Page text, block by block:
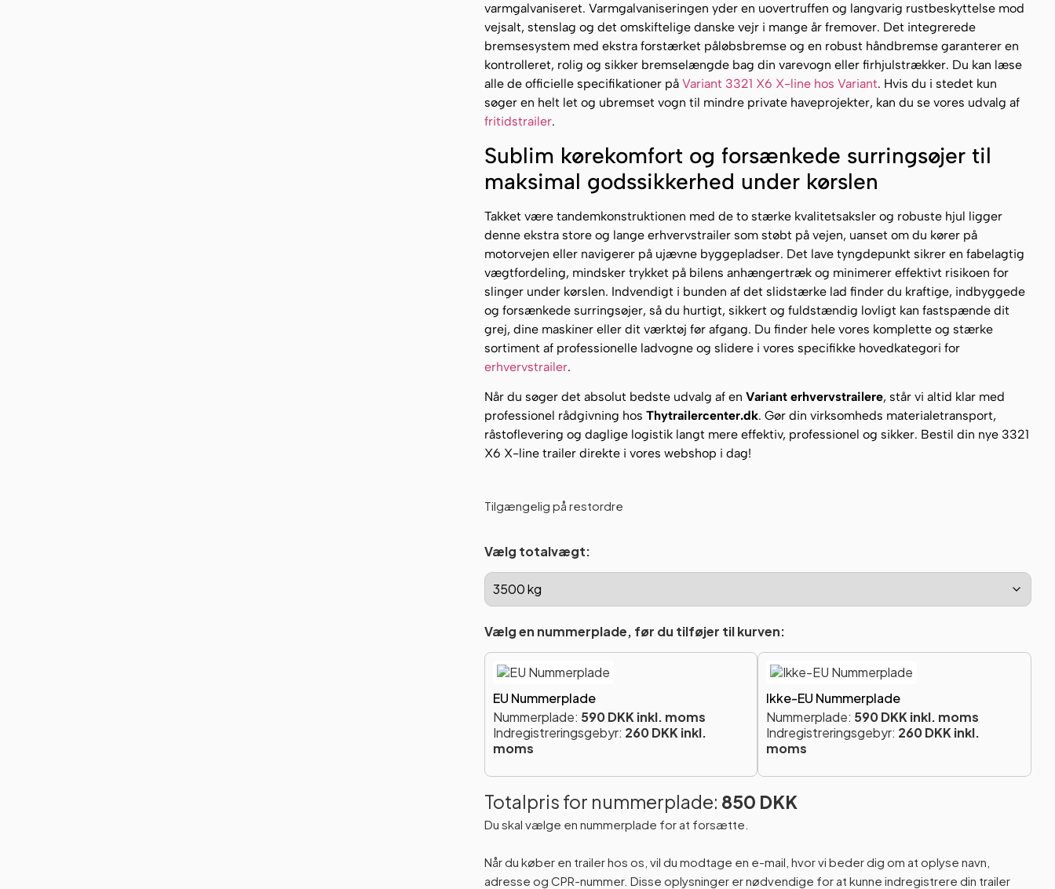
varmgalvaniseret. Varmgalvaniseringen yder en uovertruffen og langvarig rustbeskyttelse mod
vejsalt, stenslag og det omskiftelige danske vejr i mange år fremover. Det integrerede
bremsesystem med ekstra forstærket påløbsbremse og en robust håndbremse garanterer en
kontrolleret, rolig og sikker bremselængde bag din varevogn eller firhjulstrækker. Du kan læse
alle de officielle specifikationer på Variant 3321 X6 X-line hos Variant. Hvis du i stedet kun
søger en helt let og ubremset vogn til mindre private haveprojekter, kan du se vores udvalg af
fritidstrailer.
Sublim kørekomfort og forsænkede surringsøjer til
maksimal godssikkerhed under kørslen
Takket være tandemkonstruktionen med de to stærke kvalitetsaksler og robuste hjul ligger
denne ekstra store og lange erhvervstrailer som støbt på vejen, uanset om du kører på
motorvejen eller navigerer på ujævne byggepladser. Det lave tyngdepunkt sikrer en fabelagtig
vægtfordeling, mindsker trykket på bilens anhængertræk og minimerer effektivt risikoen for
slinger under kørslen. Indvendigt i bunden af det slidstærke lad finder du kraftige, indbyggede
og forsænkede surringsøjer, så du hurtigt, sikkert og fuldstændig lovligt kan fastspænde dit
grej, dine maskiner eller dit værktøj før afgang. Du finder hele vores komplette og stærke
sortiment af professionelle ladvogne og slidere i vores specifikke hovedkategori for
erhvervstrailer.
Når du søger det absolut bedste udvalg af en Variant erhvervstrailere, står vi altid klar med
professionel rådgivning hos Thytrailercenter.dk. Gør din virksomheds materialetransport,
råstoflevering og daglige logistik langt mere effektiv, professionel og sikker. Bestil din nye 3321
X6 X-line trailer direkte i vores webshop i dag!
Tilgængelig på restordre
Vælg totalvægt:
Vælg en nummerplade, før du tilføjer til kurven:
EU Nummerplade
Nummerplade: 590 DKK inkl. moms
Indregistreringsgebyr: 260 DKK inkl.
moms
Ikke-EU Nummerplade
Nummerplade: 590 DKK inkl. moms
Indregistreringsgebyr: 260 DKK inkl.
moms
Totalpris for nummerplade: 850 DKK
Du skal vælge en nummerplade for at forsætte.
Når du køber en trailer hos os, vil du modtage en e-mail, hvor vi beder dig om at oplyse navn,
adresse og CPR-nummer. Disse oplysninger er nødvendige for at kunne indregistrere din trailer